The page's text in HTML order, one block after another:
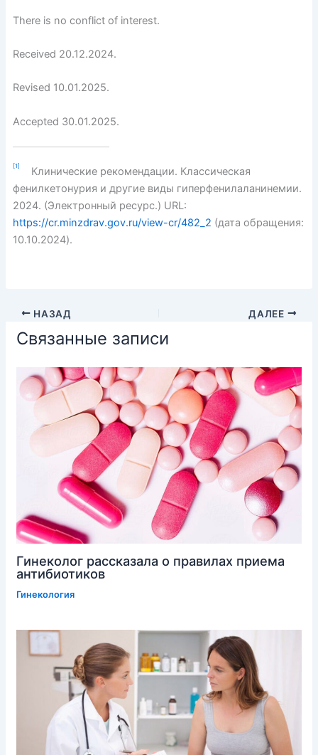
There is no conflict of interest.
Received 20.12.2024.
Revised 10.01.2025.
Accepted 30.01.2025.
[1]
Клинические рекомендации. Классическая
фенилкетонурия и другие виды гиперфенилаланинемии.
2024. (Электронный ресурс.) URL:
https://cr.minzdrav.gov.ru/view-cr/482_2 (дата обращения:
10.10.2024).
НАЗАД ДАЛЕЕ
Связанные записи
Гинеколог рассказала о правилах приема
антибиотиков
Гинекология